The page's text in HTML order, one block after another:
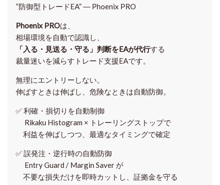
“防御型トレードEA” ― Phoenix PRO
Phoenix PROは、
相場環境を自動で認識し、
「入る・見送る・守る」判断をEAが代行する
裁量迷いを減らすトレード支援EAです。
無理にエントリーしない。
伸ばすときは伸ばし、危険なときは自動防御。
✅利確・損切りを自動制御
Rikaku Histogram × トレーリングストップで
利益を伸ばしつつ、最適なタイミングで確定
✅誤発注・逆行時の自動防御
Entry Guard / Margin Saver が
不要な損失だけを即時カットし、証拠金を守る